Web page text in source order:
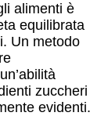
alimenti è
equilibrata
Un metodo
zuccheri
evidenti.